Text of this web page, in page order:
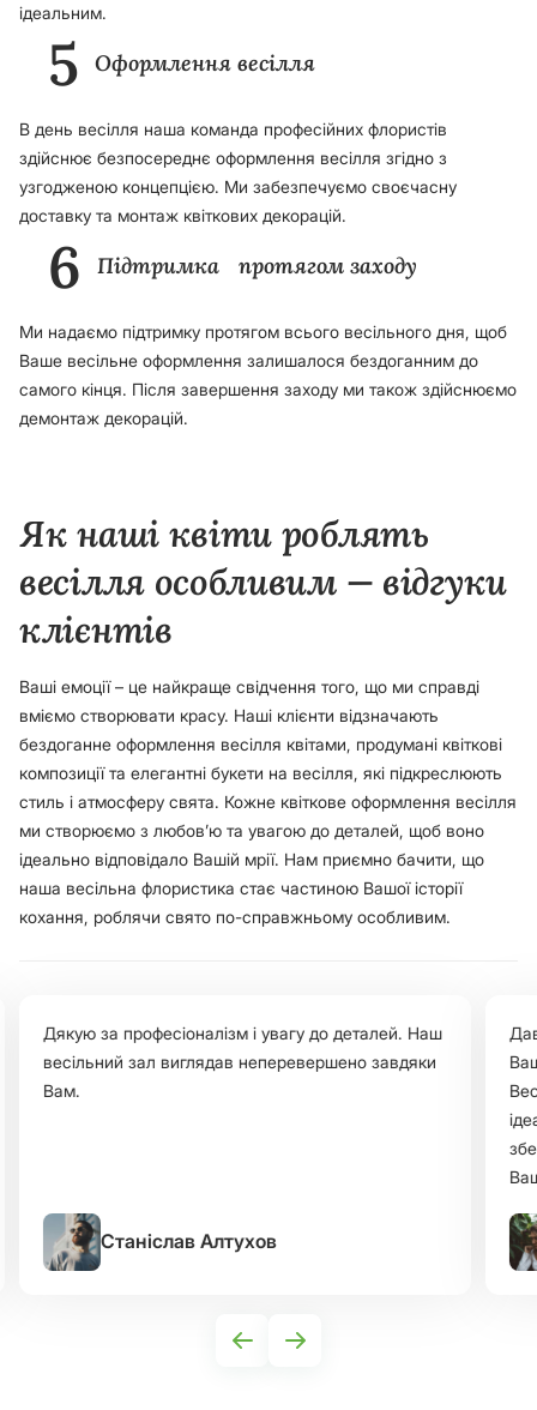
ідеальним.
5 Оформлення весілля
В день весілля наша команда професійних флористів
здійснює безпосереднє оформлення весілля згідно з
узгодженою концепцією. Ми забезпечуємо своєчасну
доставку та монтаж квіткових декорацій.
6 Підтримка протягом заходу
Ми надаємо підтримку протягом всього весільного дня, щоб
Ваше весільне оформлення залишалося бездоганним до
самого кінця. Після завершення заходу ми також здійснюємо
демонтаж декорацій.
Як наші квіти роблять
весілля особливим — відгуки
клієнтів
Ваші емоції – це найкраще свідчення того, що ми справді
вміємо створювати красу. Наші клієнти відзначають
бездоганне оформлення весілля квітами, продумані квіткові
композиції та елегантні букети на весілля, які підкреслюють
стиль і атмосферу свята. Кожне квіткове оформлення весілля
ми створюємо з любов’ю та увагою до деталей, щоб воно
ідеально відповідало Вашій мрії. Нам приємно бачити, що
наша весільна флористика стає частиною Вашої історії
кохання, роблячи свято по-справжньому особливим.
Дякую за професіоналізм і увагу до деталей. Наш
весільний зал виглядав неперевершено завдяки
Вам.
Станіслав Алтухов